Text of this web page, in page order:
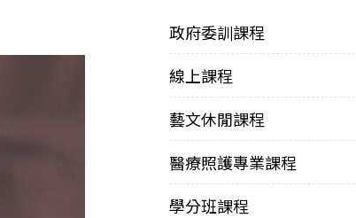
政府委訓課程
線上課程
藝文休閒課程
醫療照護專業課程
學分班課程